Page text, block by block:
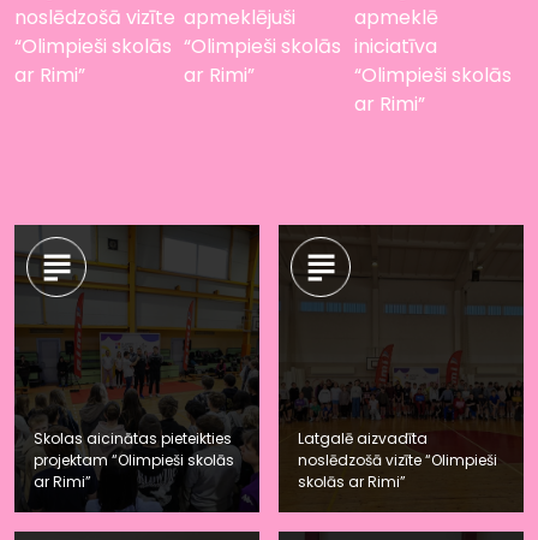
noslēdzošā vizīte
“Olimpieši skolās
ar Rimi”
apmeklējuši
“Olimpieši skolās
ar Rimi”
apmeklē
iniciatīva
“Olimpieši skolās
ar Rimi”
Skolas aicinātas pieteikties
projektam “Olimpieši skolās
ar Rimi”
Latgalē aizvadīta
noslēdzošā vizīte “Olimpieši
skolās ar Rimi”